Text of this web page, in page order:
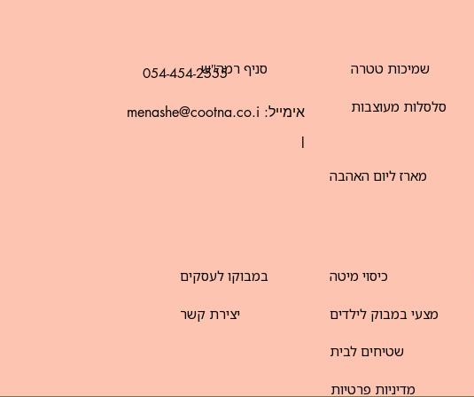
סניף רמה"ש054-454-2555
אימייל: menashe@cootna.co.i
l
שמיכות טטרה
סלסלות מעוצבות
מארז ליום האהבה
במבוקו לעסקים
יצירת קשר
כיסוי מיטה
מצעי במבוק לילדים
שטיחים לבית
מדיניות פרטיות